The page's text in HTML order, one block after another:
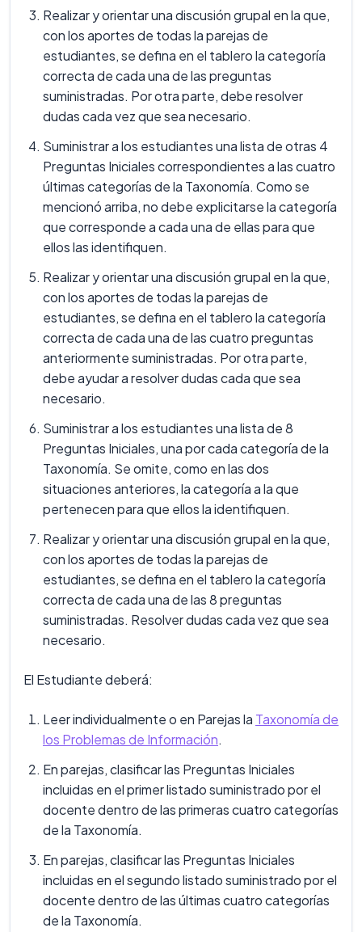
Realizar y orientar una discusión grupal en la que,
con los aportes de todas la parejas de
estudiantes, se defina en el tablero la categoría
correcta de cada una de las preguntas
suministradas. Por otra parte, debe resolver
dudas cada vez que sea necesario.
Suministrar a los estudiantes una lista de otras 4
Preguntas Iniciales correspondientes a las cuatro
últimas categorías de la Taxonomía. Como se
mencionó arriba, no debe explicitarse la categoría
que corresponde a cada una de ellas para que
ellos las identifiquen.
Realizar y orientar una discusión grupal en la que,
con los aportes de todas la parejas de
estudiantes, se defina en el tablero la categoría
correcta de cada una de las cuatro preguntas
anteriormente suministradas. Por otra parte,
debe ayudar a resolver dudas cada que sea
necesario.
Suministrar a los estudiantes una lista de 8
Preguntas Iniciales, una por cada categoría de la
Taxonomía. Se omite, como en las dos
situaciones anteriores, la categoría a la que
pertenecen para que ellos la identifiquen.
Realizar y orientar una discusión grupal en la que,
con los aportes de todas la parejas de
estudiantes, se defina en el tablero la categoría
correcta de cada una de las 8 preguntas
suministradas. Resolver dudas cada vez que sea
necesario.
El Estudiante deberá:
Leer individualmente o en Parejas la Taxonomía de
los Problemas de Información.
En parejas, clasificar las Preguntas Iniciales
incluidas en el primer listado suministrado por el
docente dentro de las primeras cuatro categorías
de la Taxonomía.
En parejas, clasificar las Preguntas Iniciales
incluidas en el segundo listado suministrado por el
docente dentro de las últimas cuatro categorías
de la Taxonomía.